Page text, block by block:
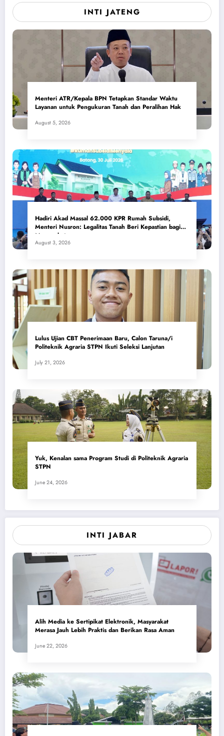
INTI JATENG
Menteri ATR/Kepala BPN Tetapkan Standar Waktu
Layanan untuk Pengukuran Tanah dan Peralihan Hak
August 5, 2026
Hadiri Akad Massal 62.000 KPR Rumah Subsidi,
Menteri Nusron: Legalitas Tanah Beri Kepastian bagi
Masyarakat
August 3, 2026
Lulus Ujian CBT Penerimaan Baru, Calon Taruna/i
Politeknik Agraria STPN Ikuti Seleksi Lanjutan
July 21, 2026
Yuk, Kenalan sama Program Studi di Politeknik Agraria
STPN
June 24, 2026
INTI JABAR
Alih Media ke Sertipikat Elektronik, Masyarakat
Merasa Jauh Lebih Praktis dan Berikan Rasa Aman
June 22, 2026